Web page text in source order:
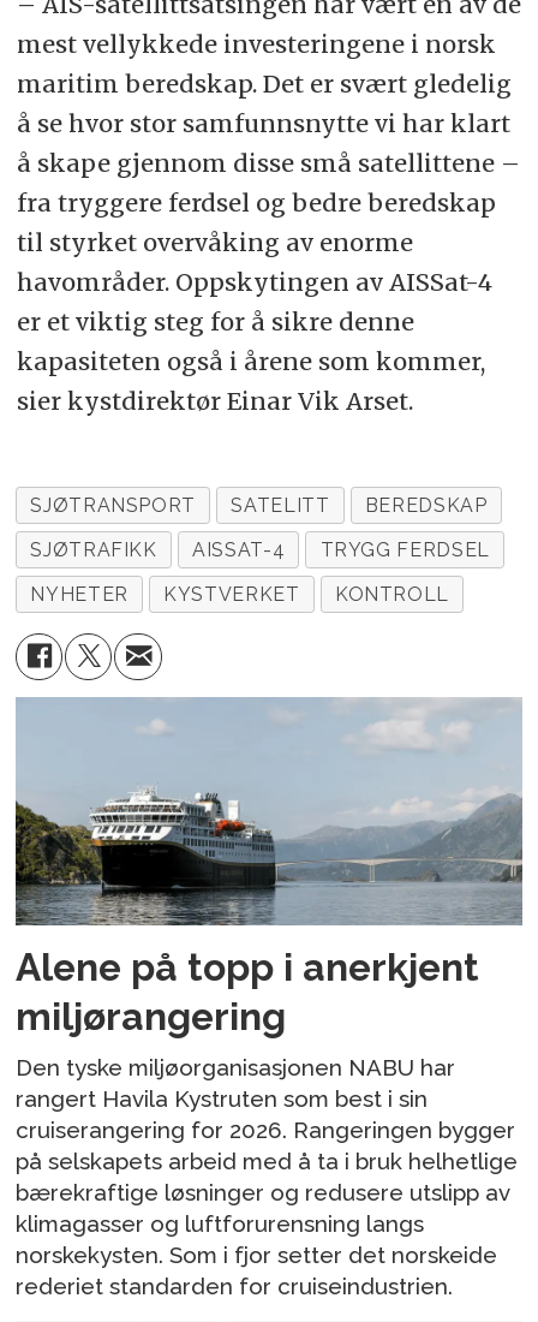
mest vellykkede investeringene i norsk
maritim beredskap. Det er svært gledelig
å se hvor stor samfunnsnytte vi har klart
å skape gjennom disse små satellittene –
fra tryggere ferdsel og bedre beredskap
til styrket overvåking av enorme
havområder. Oppskytingen av AISSat-4
er et viktig steg for å sikre denne
kapasiteten også i årene som kommer,
sier kystdirektør Einar Vik Arset.
SJØTRANSPORT SATELITT
BEREDSKAP
SJØTRAFIKK
AISSAT-4
TRYGG FERDSEL
NYHETER
KYSTVERKET KONTROLL
Alene på topp i anerkjent
miljørangering
Den tyske miljøorganisasjonen NABU har
rangert Havila Kystruten som best i sin
cruiserangering for 2026. Rangeringen bygger
på selskapets arbeid med å ta i bruk helhetlige
bærekraftige løsninger og redusere utslipp av
klimagasser og luftforurensning langs
norskekysten. Som i fjor setter det norskeide
rederiet standarden for cruiseindustrien.